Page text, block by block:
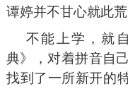
谭婷并不甘心就此荒
不能上学，就
典》，对着拼音自
找到了一所新开的